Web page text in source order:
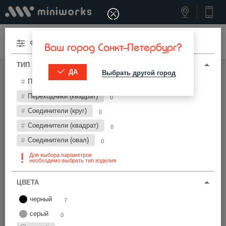
Меню Ваш город Санкт-Петербург?
ДА Выбрать другой город
МИНИВОРКС ПРО ПЕРЕХОДНИКИ И СОЕДИНИТЕЛИ
Переходники и соединители Ø12 мм
Фильтры
ТИП И ПАРАМЕТРЫ
Переходники (круг)
Переходники (квадрат) 0
Соединители (круг) 0
Соединители (квадрат) 0
Соединители (овал) 0
Для выбора параметров
необходимо выбрать тип изделия
ЦВЕТА
черный 7
серый 0